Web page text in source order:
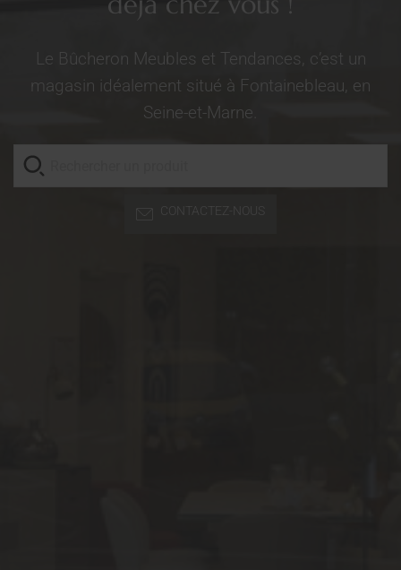
Le Bûcheron Meubles et Tendances, c’est un
magasin idéalement situé à Fontainebleau, en
Seine-et-Marne.
CONTACTEZ-NOUS